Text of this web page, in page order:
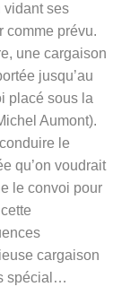
vidant ses
comme prévu.
une cargaison
jusqu’au
placé sous la
Aumont).
le
qu’on voudrait
le convoi pour
cargaison
spécial…